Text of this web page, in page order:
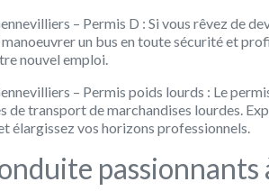
– Permis D : Si vous rêvez de
un bus en toute sécurité et
nouvel emploi.
– Permis poids lourds : Le
de transport de marchandises lourdes.
élargissez vos horizons professionnels.